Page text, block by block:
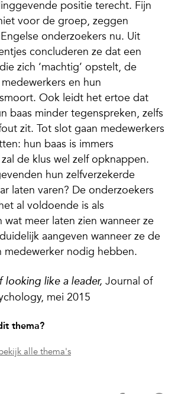
positie terecht. Fijn
voor de groep, zeggen
onderzoekers nu. Uit
concluderen ze dat een
zich ‘machtig’ opstelt, de
en hun
Ook leidt het ertoe dat
baas minder tegenspreken, zelfs
zit. Tot slot gaan medewerkers
hun baas is immers
de klus wel zelf opknappen.
hun zelfverzekerde
laten varen? De onderzoekers
al voldoende is als
wat meer laten zien wanneer ze
aangeven wanneer ze de
medewerker nodig hebben.
looking like a leader, Journal of
mei 2015
thema?
bekijk alle thema's